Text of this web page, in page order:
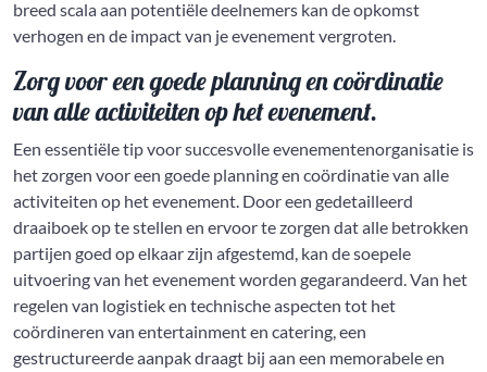
breed scala aan potentiële deelnemers kan de opkomst
verhogen en de impact van je evenement vergroten.
Zorg voor een goede planning en coördinatie
van alle activiteiten op het evenement.
Een essentiële tip voor succesvolle evenementenorganisatie is
het zorgen voor een goede planning en coördinatie van alle
activiteiten op het evenement. Door een gedetailleerd
draaiboek op te stellen en ervoor te zorgen dat alle betrokken
partijen goed op elkaar zijn afgestemd, kan de soepele
uitvoering van het evenement worden gegarandeerd. Van het
regelen van logistiek en technische aspecten tot het
coördineren van entertainment en catering, een
gestructureerde aanpak draagt bij aan een memorabele en